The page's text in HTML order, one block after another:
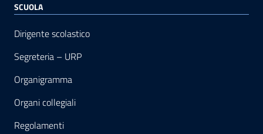
SCUOLA
Dirigente scolastico
Segreteria – URP
Organigramma
Organi collegiali
Regolamenti